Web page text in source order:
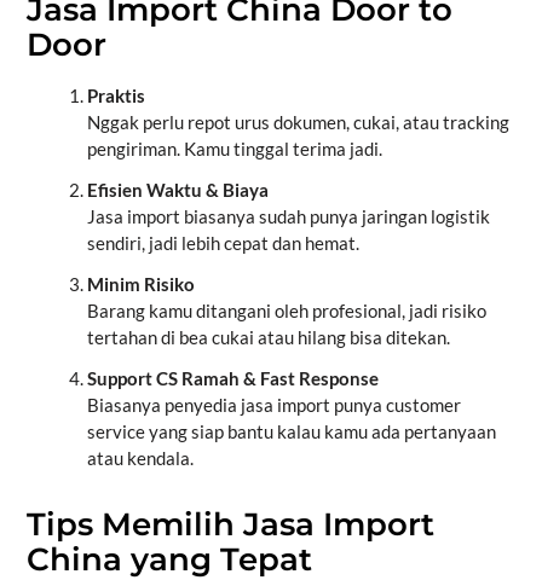
Jasa Import China Door to
Door
Praktis
Nggak perlu repot urus dokumen, cukai, atau tracking
pengiriman. Kamu tinggal terima jadi.
Efisien Waktu & Biaya
Jasa import biasanya sudah punya jaringan logistik
sendiri, jadi lebih cepat dan hemat.
Minim Risiko
Barang kamu ditangani oleh profesional, jadi risiko
tertahan di bea cukai atau hilang bisa ditekan.
Support CS Ramah & Fast Response
Biasanya penyedia jasa import punya customer
service yang siap bantu kalau kamu ada pertanyaan
atau kendala.
Tips Memilih Jasa Import
China yang Tepat